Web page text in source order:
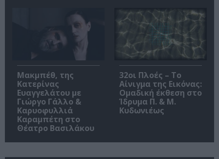
Μακμπέθ, της
Κατερίνας
Ευαγγελάτου με
Γιώργο Γάλλο &
Καρυοφυλλιά
Καραμπέτη στο
Θέατρο Βασιλάκου
32οι Πλοές – Το
Αίνιγμα της Εικόνας:
Ομαδική έκθεση στο
Ίδρυμα Π. & Μ.
Κυδωνιέως